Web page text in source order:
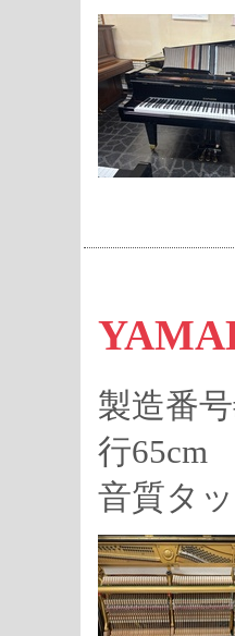
製造番
行65cm
音質タ